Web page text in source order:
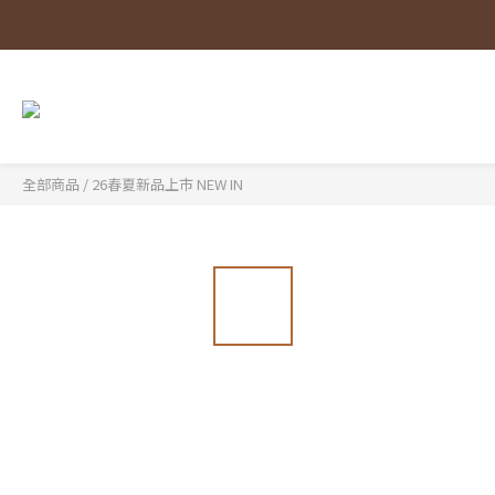
全部商品 / 26春夏新品上市 NEW IN